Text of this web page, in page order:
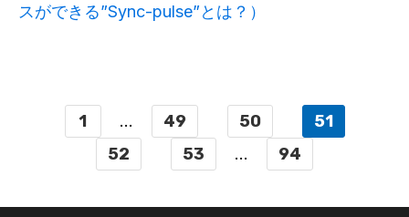
スができる”Sync-pulse”とは？）
1 ... 49 50
51
52
53 ... 94